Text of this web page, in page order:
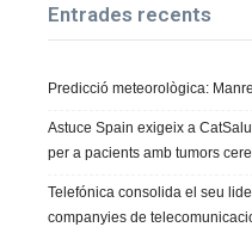
Entrades recents
Predicció meteorològica:
Astuce Spain exigeix a
per a pacients amb tumors
Telefónica consolida el seu
companyies de